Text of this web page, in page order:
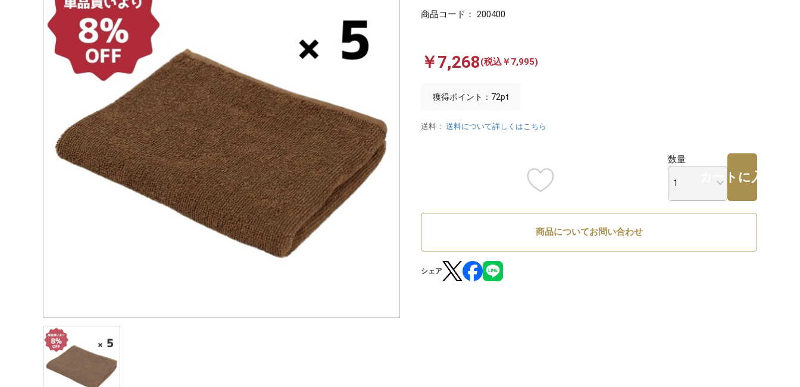
商品コード： 200400
￥7,268(税込￥7,995)
獲得ポイント：72pt
送料： 送料について詳しくはこちら
数量
カートに入れる
商品についてお問い合わせ
シェア